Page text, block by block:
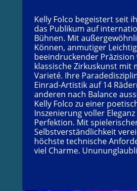
Kelly Folco begeistert seit
das Publikum auf
Bühnen. Mit
Können, anmutiger
beeindruckender
klassische Zirkuskunst mit
Varieté. Ihre
Einrad-Artistik auf 14
anderen nach Balance
Kelly Folco zu einer
Inszenierung voller
Perfektion. Mit
Selbstverständlichkeit
höchste technische
viel Charme.